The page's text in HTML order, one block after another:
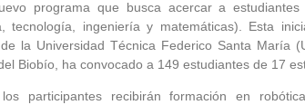
programa que busca acercar a
tecnología, ingeniería y matemáticas). Esta
la Universidad Técnica Federico Santa María
Biobío, ha convocado a 149 estudiantes de 17
participantes recibirán formación en